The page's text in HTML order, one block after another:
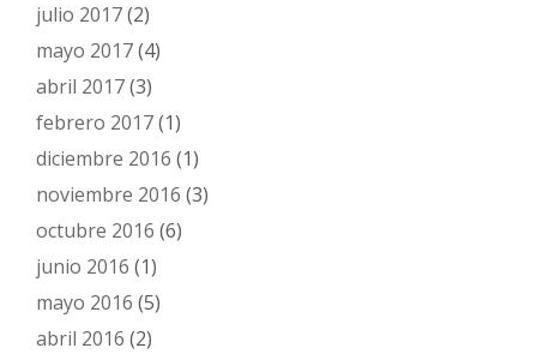
julio 2017(2)
mayo 2017(4)
abril 2017(3)
febrero 2017(1)
diciembre 2016 (1)
noviembre 2016 (3)
octubre 2016 (6)
junio 2016 (1)
mayo 2016 (5)
abril 2016 (2)